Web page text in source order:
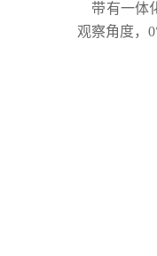
带有一体
观察角度，